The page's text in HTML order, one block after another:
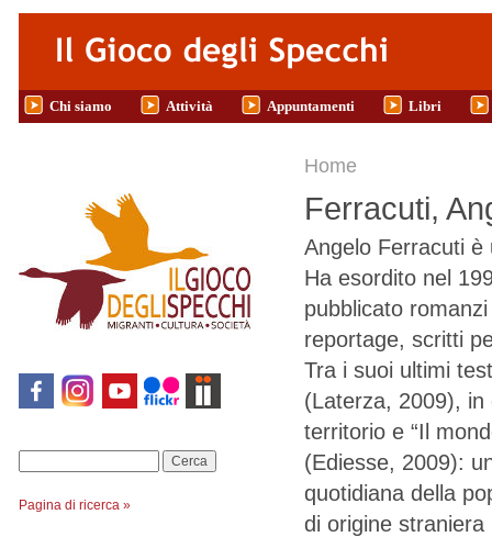
Salta al contenuto principale
Chi siamo Attività Appuntamenti Libri
Pagina di ricerca »
Tu sei qui
Home
Ferracuti,
Angelo Ferracuti
Ha esordito nel
pubblicato romanzi
reportage, scritti
Tra i suoi ultimi
(Laterza, 2009),
territorio e “Il
(Ediesse, 2009):
quotidiana della
di origine straniera